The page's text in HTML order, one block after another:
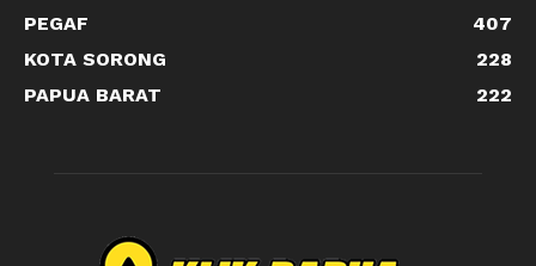
PEGAF
407
KOTA SORONG
228
PAPUA BARAT
222